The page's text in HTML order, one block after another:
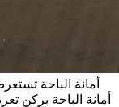
أمانة الباحة